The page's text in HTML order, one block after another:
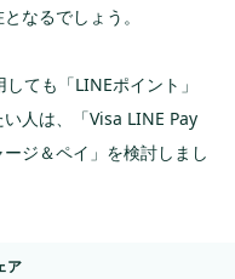
なるでしょう。
ても「LINEポイント」
人は、「Visa LINE Pay
ジ＆ペイ」を検討しまし
ア